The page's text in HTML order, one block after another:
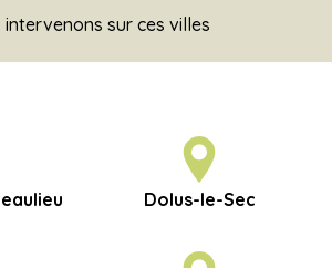
intervenons sur ces villes
Dolus-le-Sec